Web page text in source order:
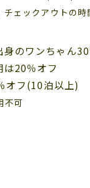
ェックアウトの
身のワンちゃん
は20％オフ
オフ(10泊以上)
不可